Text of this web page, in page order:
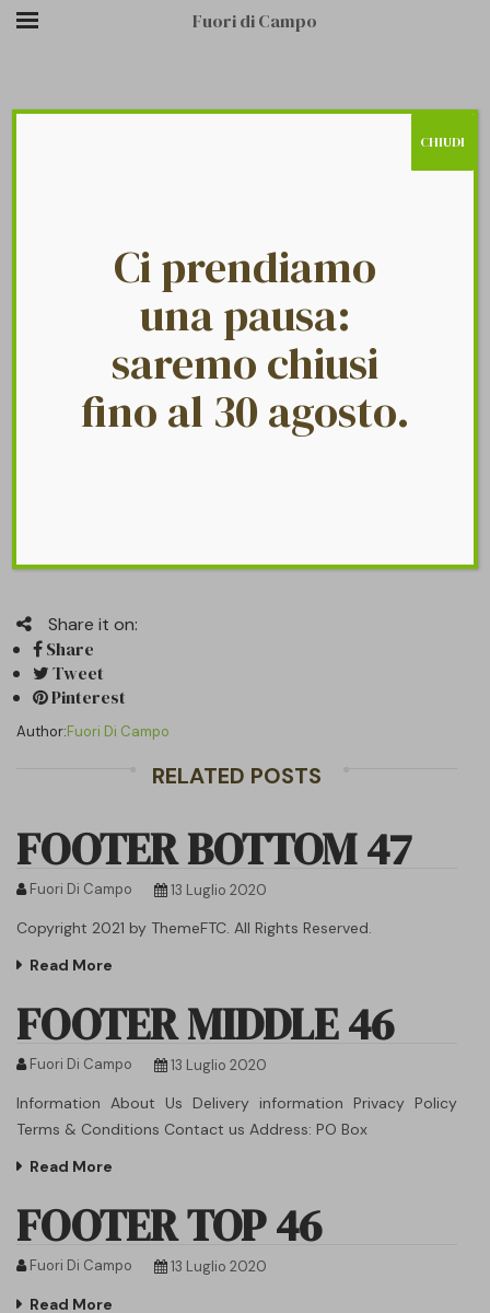
Fuori di Campo
FOOTER TOP
Fuori Di Campo
Footer Top Mansory
Share it on:
Share
Tweet
Pinterest
Author:Fuori Di Campo
RELATED POSTS
FOOTER BOTTOM 47
Fuori Di Campo 13 Luglio 2020
Copyright 2021 by ThemeFTC. All Rights Reserved.
Read More
FOOTER MIDDLE 46
Fuori Di Campo 13 Luglio 2020
Information About Us Delivery information Privacy Policy
Terms & Conditions Contact us Address: PO Box
Read More
FOOTER TOP 46
Fuori Di Campo 13 Luglio 2020
Read More
Ci prendiamo
una pausa:
saremo chiusi
fino al 30 agosto.
CHIUDI